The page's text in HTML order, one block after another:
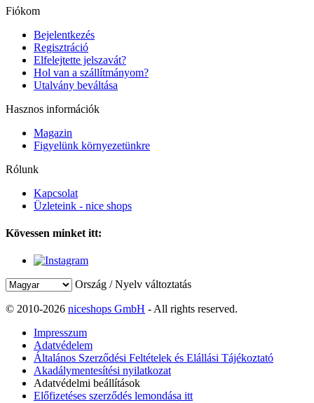
Fiókom
Bejelentkezés
Regisztráció
Elfelejtette jelszavát?
Hol van a szállítmányom?
Utalvány beváltása
Hasznos információk
Magazin
Figyelünk környezetünkre
Rólunk
Kapcsolat
Üzleteink - nice shops
Kövessen minket itt:
Ország / Nyelv változtatás
© 2010-2026 niceshops GmbH - All rights reserved.
Impresszum
Adatvédelem
Általános Szerződési Feltételek és Elállási Tájékoztató
Akadálymentesítési nyilatkozat
Adatvédelmi beállítások
Előfizetéses szerződés lemondása itt